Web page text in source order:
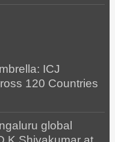
ICJ
120 Countries
global